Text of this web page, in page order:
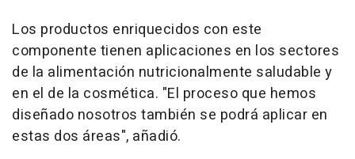
Los productos enriquecidos con este
componente tienen aplicaciones en los sectores
de la alimentación nutricionalmente saludable y
en el de la cosmética. "El proceso que hemos
diseñado nosotros también se podrá aplicar en
estas dos áreas", añadió.